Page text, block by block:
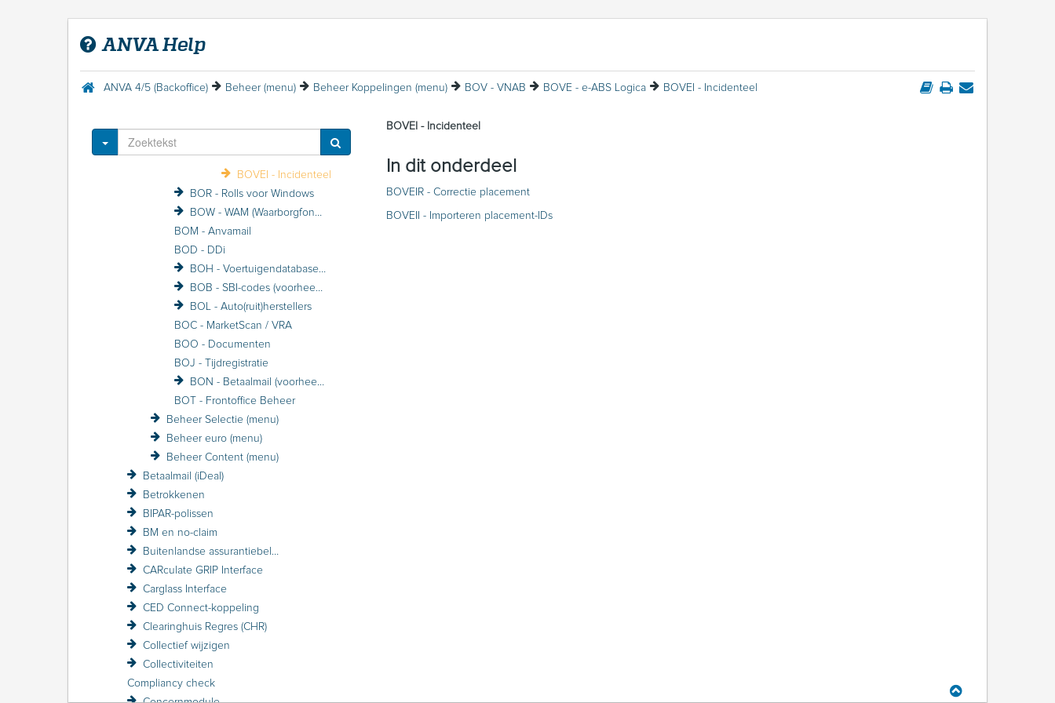
ANVA Help
ANVA 4/5 (Backoffice) Beheer (menu) Beheer Koppelingen (menu) BOV - VNAB BOVE - e-ABS Logica BOVEI - Incidenteel
Toggle Dropdown
BOVEV - Vrijgeven beheer
BOVEL - Aanleveren boekingen e-ABS
BOVEI - Incidenteel
BOR - Rolls voor Windows
BOW - WAM (Waarborgfonds motorverkeer)
BOM - Anvamail
BOD - DDi
BOH - Voertuigendatabases beheer
BOB - SBI-codes (voorheen BIK)
BOL - Auto(ruit)herstellers
BOC - MarketScan / VRA
BOO - Documenten
BOJ - Tijdregistratie
BON - Betaalmail (voorheen FiNBOX)
BOT - Frontoffice Beheer
Beheer Selectie (menu)
Beheer euro (menu)
Beheer Content (menu)
Betaalmail (iDeal)
Betrokkenen
BIPAR-polissen
BM en no-claim
Buitenlandse assurantiebelasting BAB
CARculate GRIP Interface
Carglass Interface
CED Connect-koppeling
Clearinghuis Regres (CHR)
Collectief wijzigen
Collectiviteiten
Compliancy check
BOVEI - Incidenteel
In dit onderdeel
BOVEIR - Correctie placement
BOVEII - Importeren placement-IDs